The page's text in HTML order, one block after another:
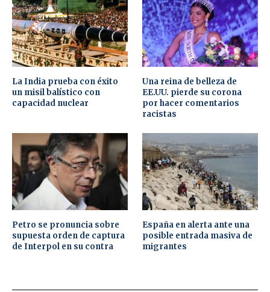
La India prueba con éxito
un misil balístico con
capacidad nuclear
Una reina de belleza de
EE.UU. pierde su corona
por hacer comentarios
racistas
Petro se pronuncia sobre
supuesta orden de captura
de Interpol en su contra
España en alerta ante una
posible entrada masiva de
migrantes